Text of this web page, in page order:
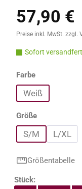
Regulärer Preis:
57,90 €
Preise inkl. MwSt. zzgl.
Sofort
Farbeauswählen
Weiß
Größeauswählen
S/M L/XL
Größentabelle
Produkt
Stück: